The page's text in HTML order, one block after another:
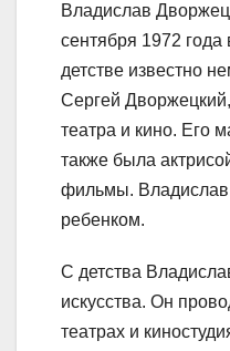
Владислав
сентября 1972
детстве известно
Сергей
театра и кино. Его
также была
фильмы.
ребенком.
С детства
искусства. Он
театрах и